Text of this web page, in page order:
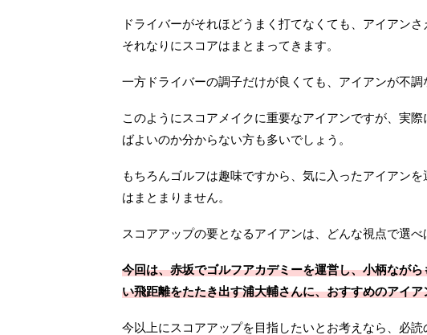
ドライバーがそれほどうまく打てなくても、アイアン
それなりにスコアはまとまってきます。
一方ドライバーの調子だけが良くても、アイアンが不調
このようにスコアメイクに重要なアイアンですが、実
ばよいのか分からない方も多いでしょう。
もちろんゴルフは趣味ですから、気に入ったアイアン
はまとまりません。
スコアアップの要となるアイアンは、どんな視点で選
今回は、赤坂でゴルフアカデミーを運営し、小柄なが
い飛距離をたたき出す浦大輔さんに、おすすめのアイ
今以上にスコアアップを目指したいとお考えなら、必読